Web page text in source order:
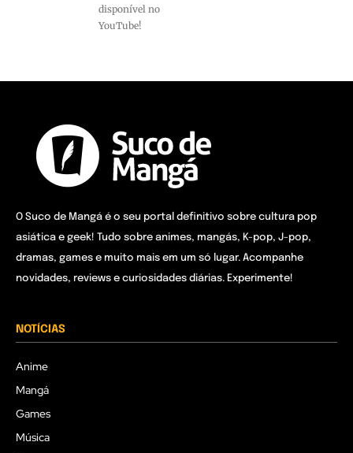
disponível no
YouTube!
O Suco de Mangá é o seu portal definitivo sobre cultura pop
asiática e geek! Tudo sobre animes, mangás, K-pop, J-pop,
dramas, games e muito mais em um só lugar. Acompanhe
novidades, reviews e curiosidades diárias. Experimente!
NOTÍCIAS
Anime
Mangá
Games
Música